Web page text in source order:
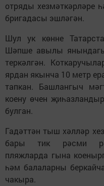
отряды хезмәткәрләре
бригадасы эшләгән.
Шул ук көнне
Шәпше авылы
теркәлгән.
ярдан якынча 10 метр
тапкан. Башлангыч
коену өчен
булган.
Гадәттән тыш хәлләр
бары тик рәсми
пляжларда гына
һәм балаларны
чакыра.